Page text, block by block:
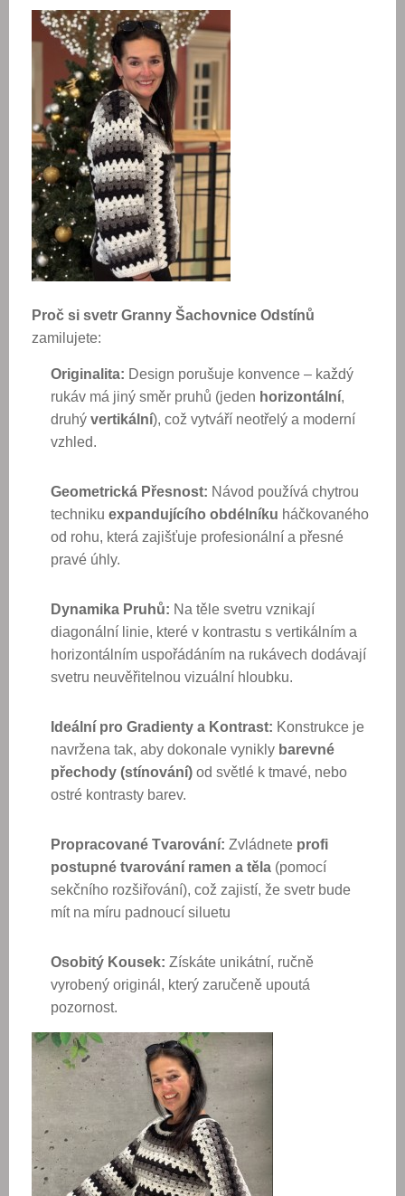
Proč si svetr Granny Šachovnice Odstínů
zamilujete:
Originalita: Design porušuje konvence – každý
rukáv má jiný směr pruhů (jeden horizontální,
druhý vertikální), což vytváří neotřelý a moderní
vzhled.
Geometrická Přesnost: Návod používá chytrou
techniku expandujícího obdélníku háčkovaného
od rohu, která zajišťuje profesionální a přesné
pravé úhly.
Dynamika Pruhů: Na těle svetru vznikají
diagonální linie, které v kontrastu s vertikálním a
horizontálním uspořádáním na rukávech dodávají
svetru neuvěřitelnou vizuální hloubku.
Ideální pro Gradienty a Kontrast: Konstrukce je
navržena tak, aby dokonale vynikly barevné
přechody (stínování) od světlé k tmavé, nebo
ostré kontrasty barev.
Propracované Tvarování: Zvládnete profi
postupné tvarování ramen a těla (pomocí
sekčního rozšiřování), což zajistí, že svetr bude
mít na míru padnoucí siluetu
Osobitý Kousek: Získáte unikátní, ručně
vyrobený originál, který zaručeně upoutá
pozornost.